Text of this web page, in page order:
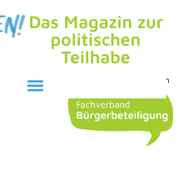
Das Magazin zur
politischen
Teilhabe
Herausgegeben durch den